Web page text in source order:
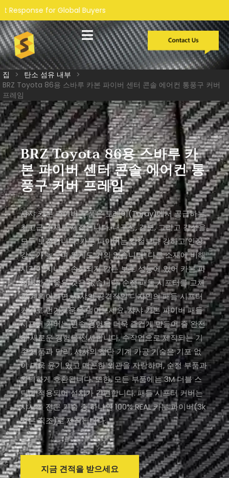
Buyers
집 > 탄소 섬유 내부
>
BRZ Toyota 86용 스바루 카본 파이버 센터 콘솔 에어컨 통풍구 커버
프레임
BRZ Toyota 86용 스바루 카
본 파이버 센터 콘솔 에어컨 통
풍구 커버 프레임
샤샤 카본 파이버 부품은 토레이(Toray)에서 공급하는
최고급 소재로 제작됩니다. 내구성, 강도, 그리고 강성을
모두 보장합니다. 카본 파이버는 강철보다 강하고 인장
강도가 높으며 무게도 거의 없습니다! 다른 소재에 비해
시간이 지나도 손상되지 않는 보호 성능에 있어 카본 파
이버만큼 좋은 것은 없습니다. 순정 패들 시프터를 교체
할 계획이라면, 샤샤의 공격적인 디자인의 패들 시프터
커버로 번거로움을 덜어보세요. 샤샤 카본 파이버 패들
시프터 커버는 변속 경험을 더욱 즐겁게 만들어 줄 완전
히 새로운 경험을 선사합니다. 수작업으로 제작되는 기
존 제품과 달리, 샤샤의 첨단 기계 가공 기술은 기포 없
이 더욱 윤기 있고 매끈한 외관을 자랑하며, 순정 부품과
완벽하게 호환됩니다. 또한, 모든 부품에는 3M 더블 스
틱이 적용되어 설치가 간편합니다. 패들 시프터 커버는
샤샤의 전문 기술 중 하나인 100% REAL 카본 파이버(3k
카본 직조)로 제작됩니다.
지금 견적을 받으세요